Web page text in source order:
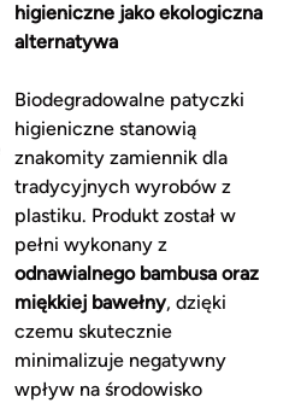
higieniczne jako ekologiczna
alternatywa
Biodegradowalne patyczki
higieniczne stanowią
znakomity zamiennik dla
tradycyjnych wyrobów z
plastiku. Produkt został w
pełni wykonany z
odnawialnego bambusa oraz
miękkiej bawełny, dzięki
czemu skutecznie
minimalizuje negatywny
wpływ na środowisko